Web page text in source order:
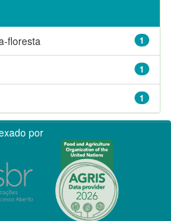
1
floresta
1
1
por